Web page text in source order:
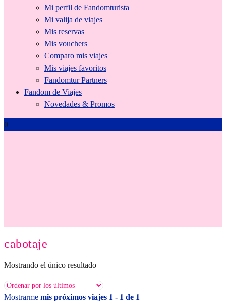
Mi perfil de Fandomturista
Mi valija de viajes
Mis reservas
Mis vouchers
Comparo mis viajes
Mis viajes favoritos
Fandomtur Partners
Fandom de Viajes
Novedades & Promos
0
cabotaje
Mostrando el único resultado
Mostrarme mis próximos viajes 1 - 1 de 1